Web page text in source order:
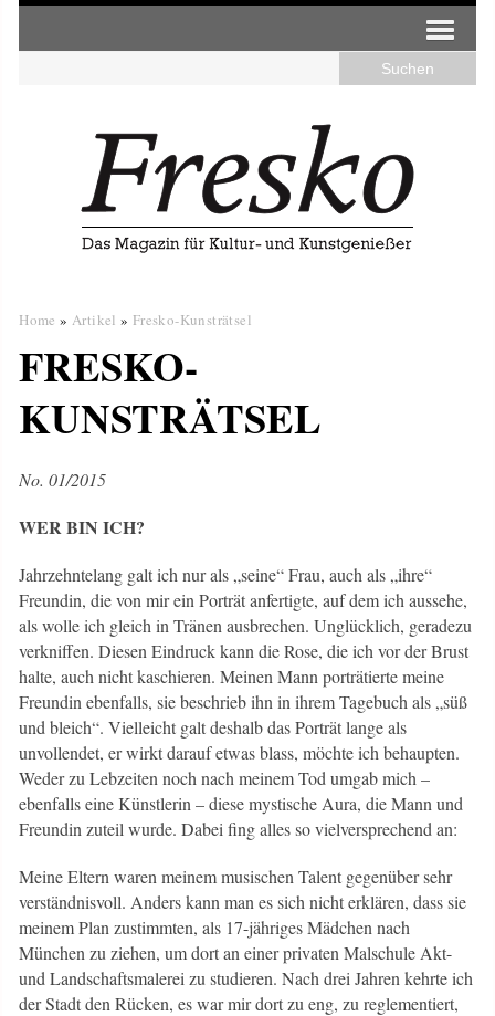
Home » Artikel » Fresko-Kunsträtsel
FRESKO-
KUNSTRÄTSEL
No. 01/2015
WER BIN ICH?
Jahrzehntelang galt ich nur als „seine“ Frau, auch als „ihre“
Freundin, die von mir ein Porträt anfertigte, auf dem ich aussehe,
als wolle ich gleich in Tränen ausbrechen. Unglücklich, geradezu
verkniffen. Diesen Eindruck kann die Rose, die ich vor der Brust
halte, auch nicht kaschieren. Meinen Mann porträtierte meine
Freundin ebenfalls, sie beschrieb ihn in ihrem Tagebuch als „süß
und bleich“. Vielleicht galt deshalb das Porträt lange als
unvollendet, er wirkt darauf etwas blass, möchte ich behaupten.
Weder zu Lebzeiten noch nach meinem Tod umgab mich –
ebenfalls eine Künstlerin – diese mystische Aura, die Mann und
Freundin zuteil wurde. Dabei fing alles so vielversprechend an:
Meine Eltern waren meinem musischen Talent gegenüber sehr
verständnisvoll. Anders kann man es sich nicht erklären, dass sie
meinem Plan zustimmten, als 17-jähriges Mädchen nach
München zu ziehen, um dort an einer privaten Malschule Akt-
und Landschaftsmalerei zu studieren. Nach drei Jahren kehrte ich
der Stadt den Rücken, es war mir dort zu eng, zu reglementiert,